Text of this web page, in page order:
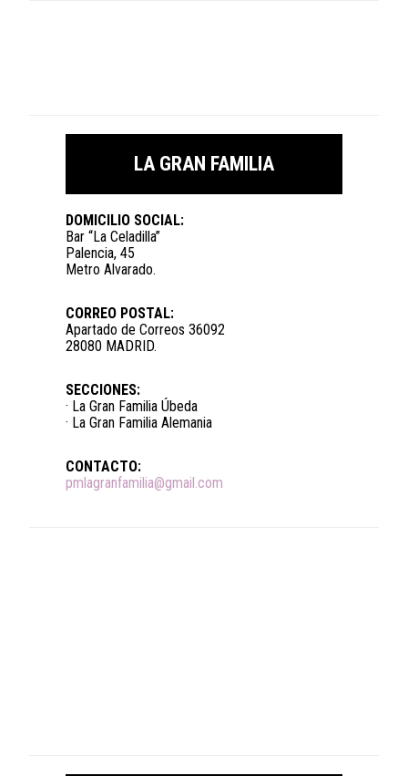
LA GRAN FAMILIA
DOMICILIO SOCIAL:
Bar “La Celadilla”
Palencia, 45
Metro Alvarado.
CORREO POSTAL:
Apartado de Correos 36092
28080 MADRID.
SECCIONES:
· La Gran Familia Úbeda
· La Gran Familia Alemania
CONTACTO:
pmlagranfamilia@gmail.com